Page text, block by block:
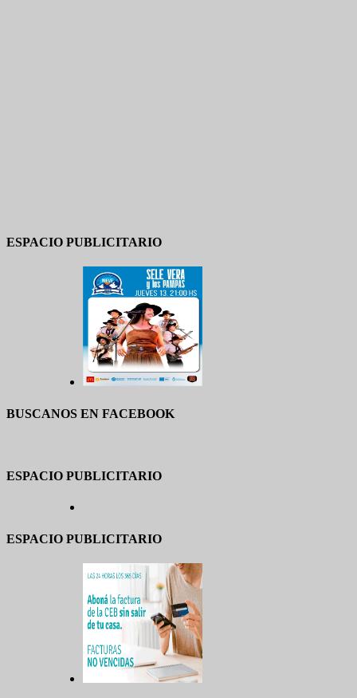
ESPACIO PUBLICITARIO
BUSCANOS EN FACEBOOK
ESPACIO PUBLICITARIO
ESPACIO PUBLICITARIO